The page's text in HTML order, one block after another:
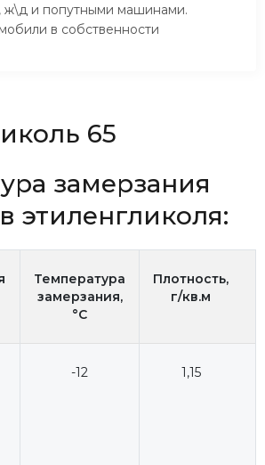
ж\д и попутными машинами.
в собственности
65
замерзания
этиленгликоля:
Температура
замерзания,
°C
Плотность,
г/кв.м
-12 1,15